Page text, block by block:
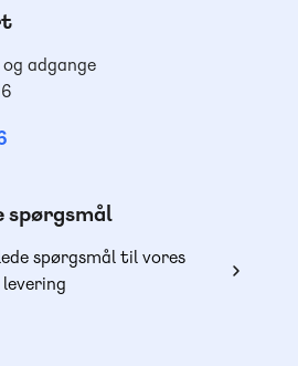
adgange
spørgsmål til vores